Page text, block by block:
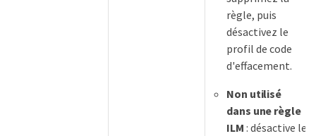
règle, puis
désactivez le
profil de code
d'effacement.
Non utilisé
dans une règle
ILM : désactive le